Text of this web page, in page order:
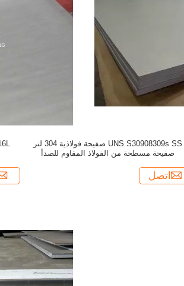
UNS S30908309s SS صفيحة فولاذية 304 لتر
صفيحة مسطحة من الفولاذ المقاوم للصدأ
اتصل